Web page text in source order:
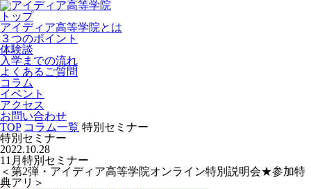
トップ
アイディア高等学院とは
３つのポイント
体験談
入学までの流れ
よくあるご質問
コラム
イベント
アクセス
お問い合わせ
TOP コラム一覧 特別セミナー
特別セミナー
2022.10.28
11月特別セミナー
＜第2弾・アイディア高等学院オンライン特別説明会★参加特
典アリ＞